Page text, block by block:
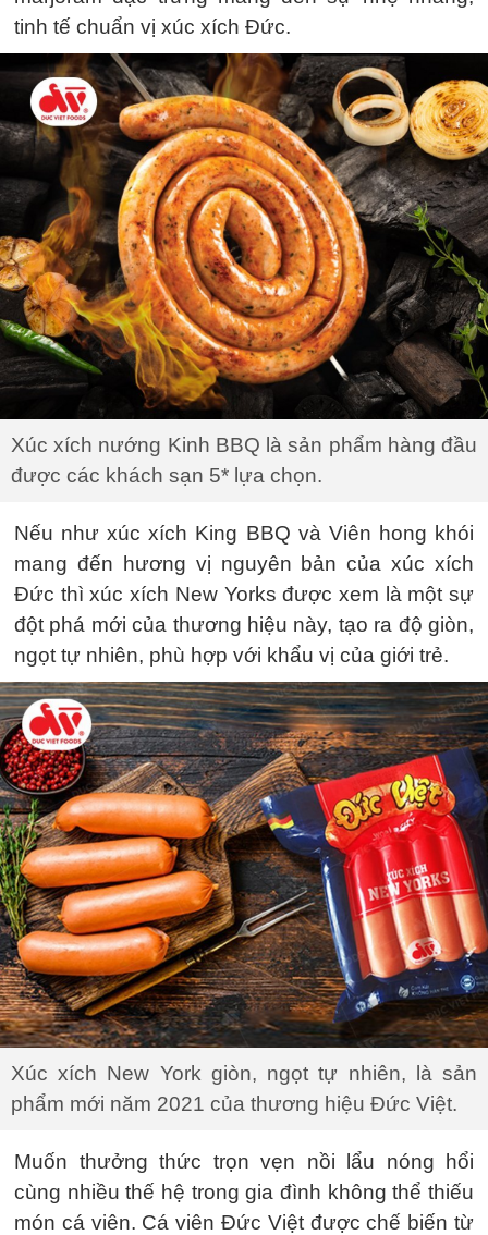
tinh tế chuẩn vị xúc xích Đức.
Xúc xích nướng Kinh BBQ là sản phẩm hàng đầu
được các khách sạn 5* lựa chọn.
Nếu như xúc xích King BBQ và Viên hong khói
mang đến hương vị nguyên bản của xúc xích
Đức thì xúc xích New Yorks được xem là một sự
đột phá mới của thương hiệu này, tạo ra độ giòn,
ngọt tự nhiên, phù hợp với khẩu vị của giới trẻ.
Xúc xích New York giòn, ngọt tự nhiên, là sản
phẩm mới năm 2021 của thương hiệu Đức Việt.
Muốn thưởng thức trọn vẹn nồi lẩu nóng hổi
cùng nhiều thế hệ trong gia đình không thể thiếu
món cá viên. Cá viên Đức Việt được chế biến từ